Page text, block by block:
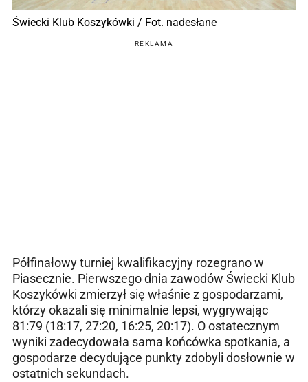
Świecki Klub Koszykówki / Fot. nadesłane
REKLAMA
Półfinałowy turniej kwalifikacyjny rozegrano w
Piasecznie. Pierwszego dnia zawodów Świecki Klub
Koszykówki zmierzył się właśnie z gospodarzami,
którzy okazali się minimalnie lepsi, wygrywając
81:79 (18:17, 27:20, 16:25, 20:17). O ostatecznym
wyniki zadecydowała sama końcówka spotkania, a
gospodarze decydujące punkty zdobyli dosłownie w
ostatnich sekundach.